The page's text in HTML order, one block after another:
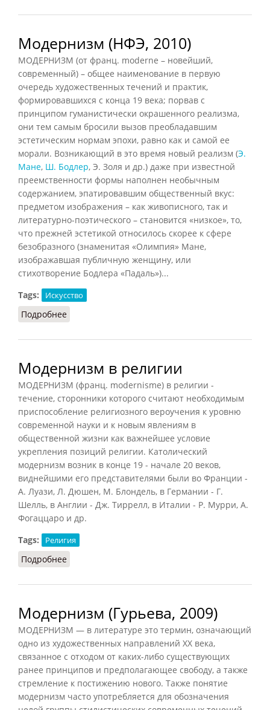
Модернизм (НФЭ, 2010)
МОДЕРНИЗМ (от франц. moderne – новейший,
современный) – общее наименование в первую
очередь художественных течений и практик,
формировавшихся с конца 19 века; порвав с
принципом гуманистически окрашенного реализма,
они тем самым бросили вызов преобладавшим
эстетическим нормам эпохи, равно как и самой ее
морали. Возникающий в это время новый реализм (Э.
Мане, Ш. Бодлер, Э. Золя и др.) даже при известной
преемственности формы наполнен необычным
содержанием, эпатировавшим общественный вкус:
предметом изображения – как живописного, так и
литературно-поэтического – становится «низкое», то,
что прежней эстетикой относилось скорее к сфере
безобразного (знаменитая «Олимпия» Мане,
изображавшая публичную женщину, или
стихотворение Бодлера «Падаль»)...
Tags:
Искусство
Подробнее
Модернизм в религии
МОДЕРНИЗМ (франц. modernisme) в религии -
течение, сторонники которого считают необходимым
приспособление религиозного вероучения к уровню
современной науки и к новым явлениям в
общественной жизни как важнейшее условие
укрепления позиций религии. Католический
модернизм возник в конце 19 - начале 20 веков,
виднейшими его представителями были во Франции -
А. Луази, Л. Дюшен, М. Блондель, в Германии - Г.
Шелль, в Англии - Дж. Тиррелл, в Италии - Р. Мурри, А.
Фогаццаро и др.
Tags:
Религия
Подробнее
Модернизм (Гурьева, 2009)
МОДЕРНИЗМ — в литературе это термин, означающий
одно из художественных направлений XX века,
связанное с отходом от каких-либо существующих
ранее принципов и предполагающее свободу, а также
стремление к постижению нового. Также понятие
модернизм часто употребляется для обозначения